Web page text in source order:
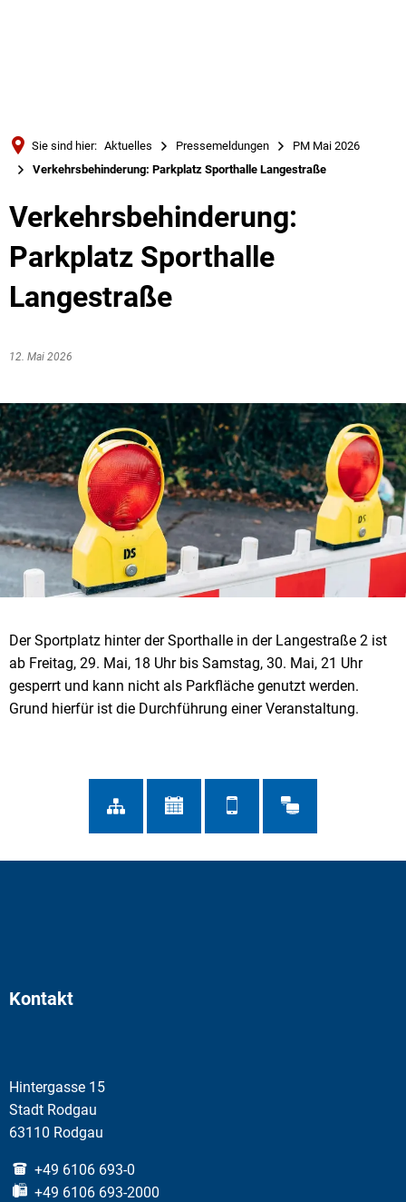
Русский
Deutsch
Sie sind hier: Aktuelles Pressemeldungen
PM Mai 2026
Verkehrsbehinderung: Parkplatz Sporthalle Langestraße
Verkehrsbehinderung:
Parkplatz Sporthalle
Langestraße
12. Mai 2026
Der Sportplatz hinter der Sporthalle in der Langestraße 2 ist
ab Freitag, 29. Mai, 18 Uhr bis Samstag, 30. Mai, 21 Uhr
gesperrt und kann nicht als Parkfläche genutzt werden.
Grund hierfür ist die Durchführung einer Veranstaltung.
Kontakt
Hintergasse 15
Stadt Rodgau
63110 Rodgau
+49 6106 693-0
+49 6106 693-2000